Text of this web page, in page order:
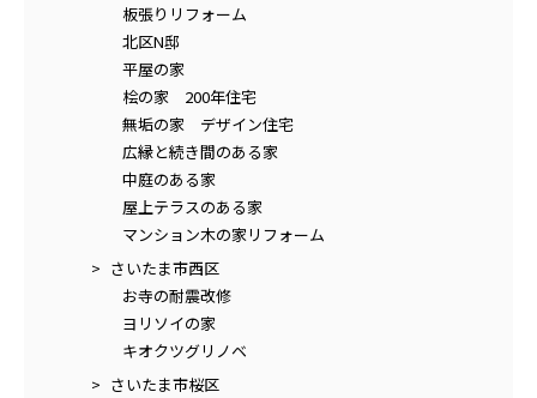
板張りリフォーム
北区N邸
平屋の家
桧の家 200年住宅
無垢の家 デザイン住宅
広縁と続き間のある家
中庭のある家
屋上テラスのある家
マンション木の家リフォーム
さいたま市西区
お寺の耐震改修
ヨリソイの家
キオクツグリノベ
さいたま市桜区